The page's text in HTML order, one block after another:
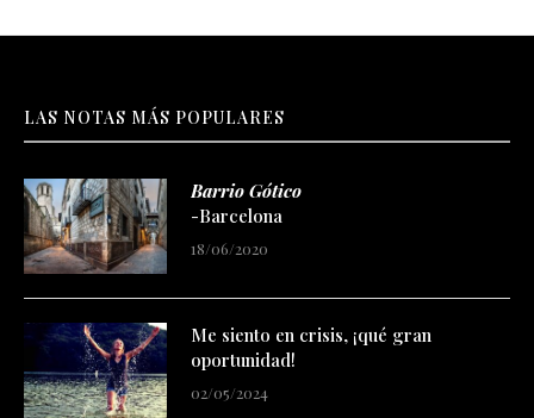
LAS NOTAS MÁS POPULARES
Barrio Gótico
-Barcelona
18/06/2020
Me siento en crisis, ¡qué gran
oportunidad!
02/05/2024